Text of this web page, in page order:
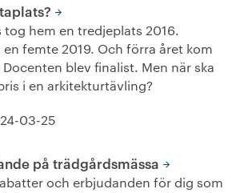
tog hem en tredjeplats 2016.
en femte 2019. Och förra året kom
blev finalist. Men när ska
i en arkitekturtävling?
03-25
på trädgårdsmässa
och erbjudanden för dig som